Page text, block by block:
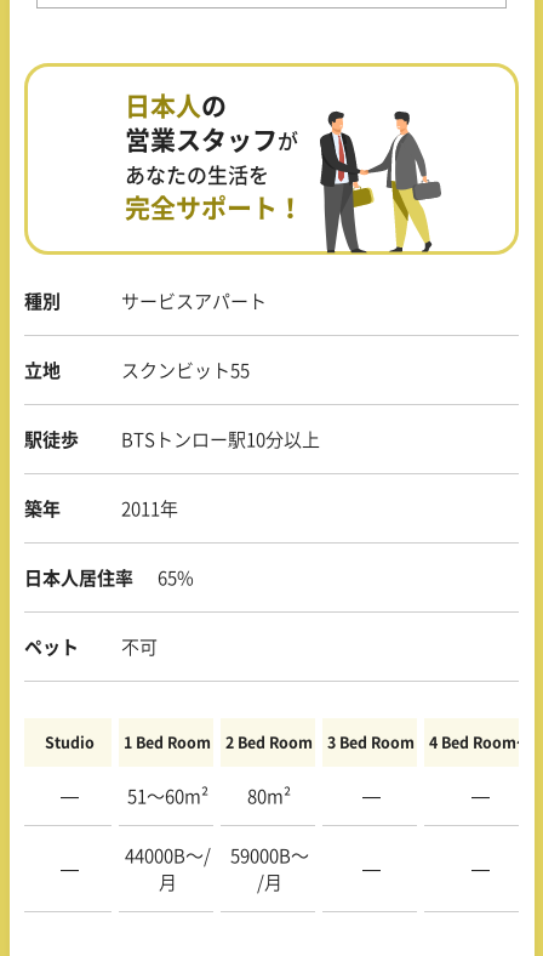
種別 サービスアパート
立地 スクンビット55
駅徒歩 BTSトンロー駅10分以上
築年 2011年
日本人居住率 65%
ペット 不可
日本人 の
営業スタッフが
あなたの生活を
完全サポート！
Studio 1 Bed Room 2 Bed Room 3 Bed Room 4 Bed Room〜
— 51〜60m² 80m² — —
—
44000B〜/
月
59000B〜
/月
— —